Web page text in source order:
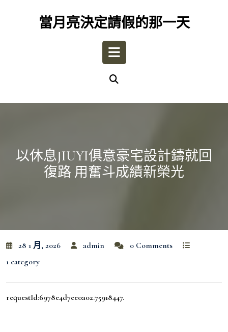
當月亮決定請假的那一天
Open
以休息JIUYI俱意豪宅設計鑄就回
復路 用奮斗成績新榮光
28 1 月, 2026 admin
0 Comments
1 category
requestId:6978e4d7ee0a02.75918447.